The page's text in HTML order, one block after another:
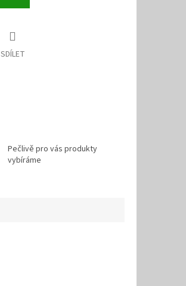
SDÍLET
Pečlivě pro vás produkty
vybíráme